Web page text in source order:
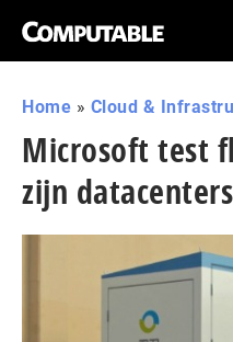
Home » Cloud &
Microsoft test
zijn datacenters